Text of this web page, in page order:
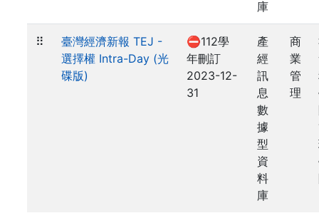
庫
⠿
臺灣經濟新報 TEJ -
選擇權 Intra-Day (光
碟版)
⛔112學
年刪訂
2023-12-
31
產
經
訊
息
數
據
型
資
料
庫
商
業
管
理